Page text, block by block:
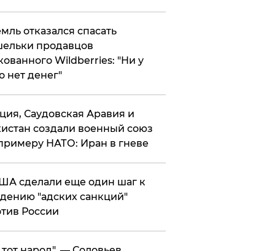
отказался спасать
продавцов
Wildberries: "Ни у
нет денег"
Саудовская Аравия и
создали военный союз
НАТО: Иран в гневе
сделали еще один шаг к
"адских санкций"
России